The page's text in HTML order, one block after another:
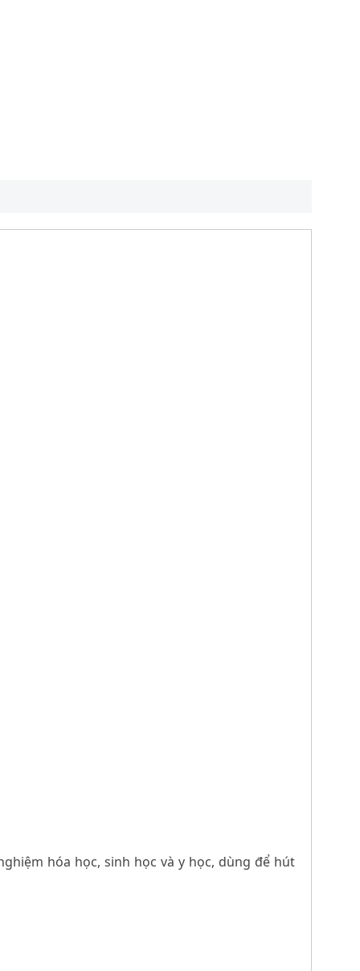
hóa học, sinh học và y học, dùng để hút